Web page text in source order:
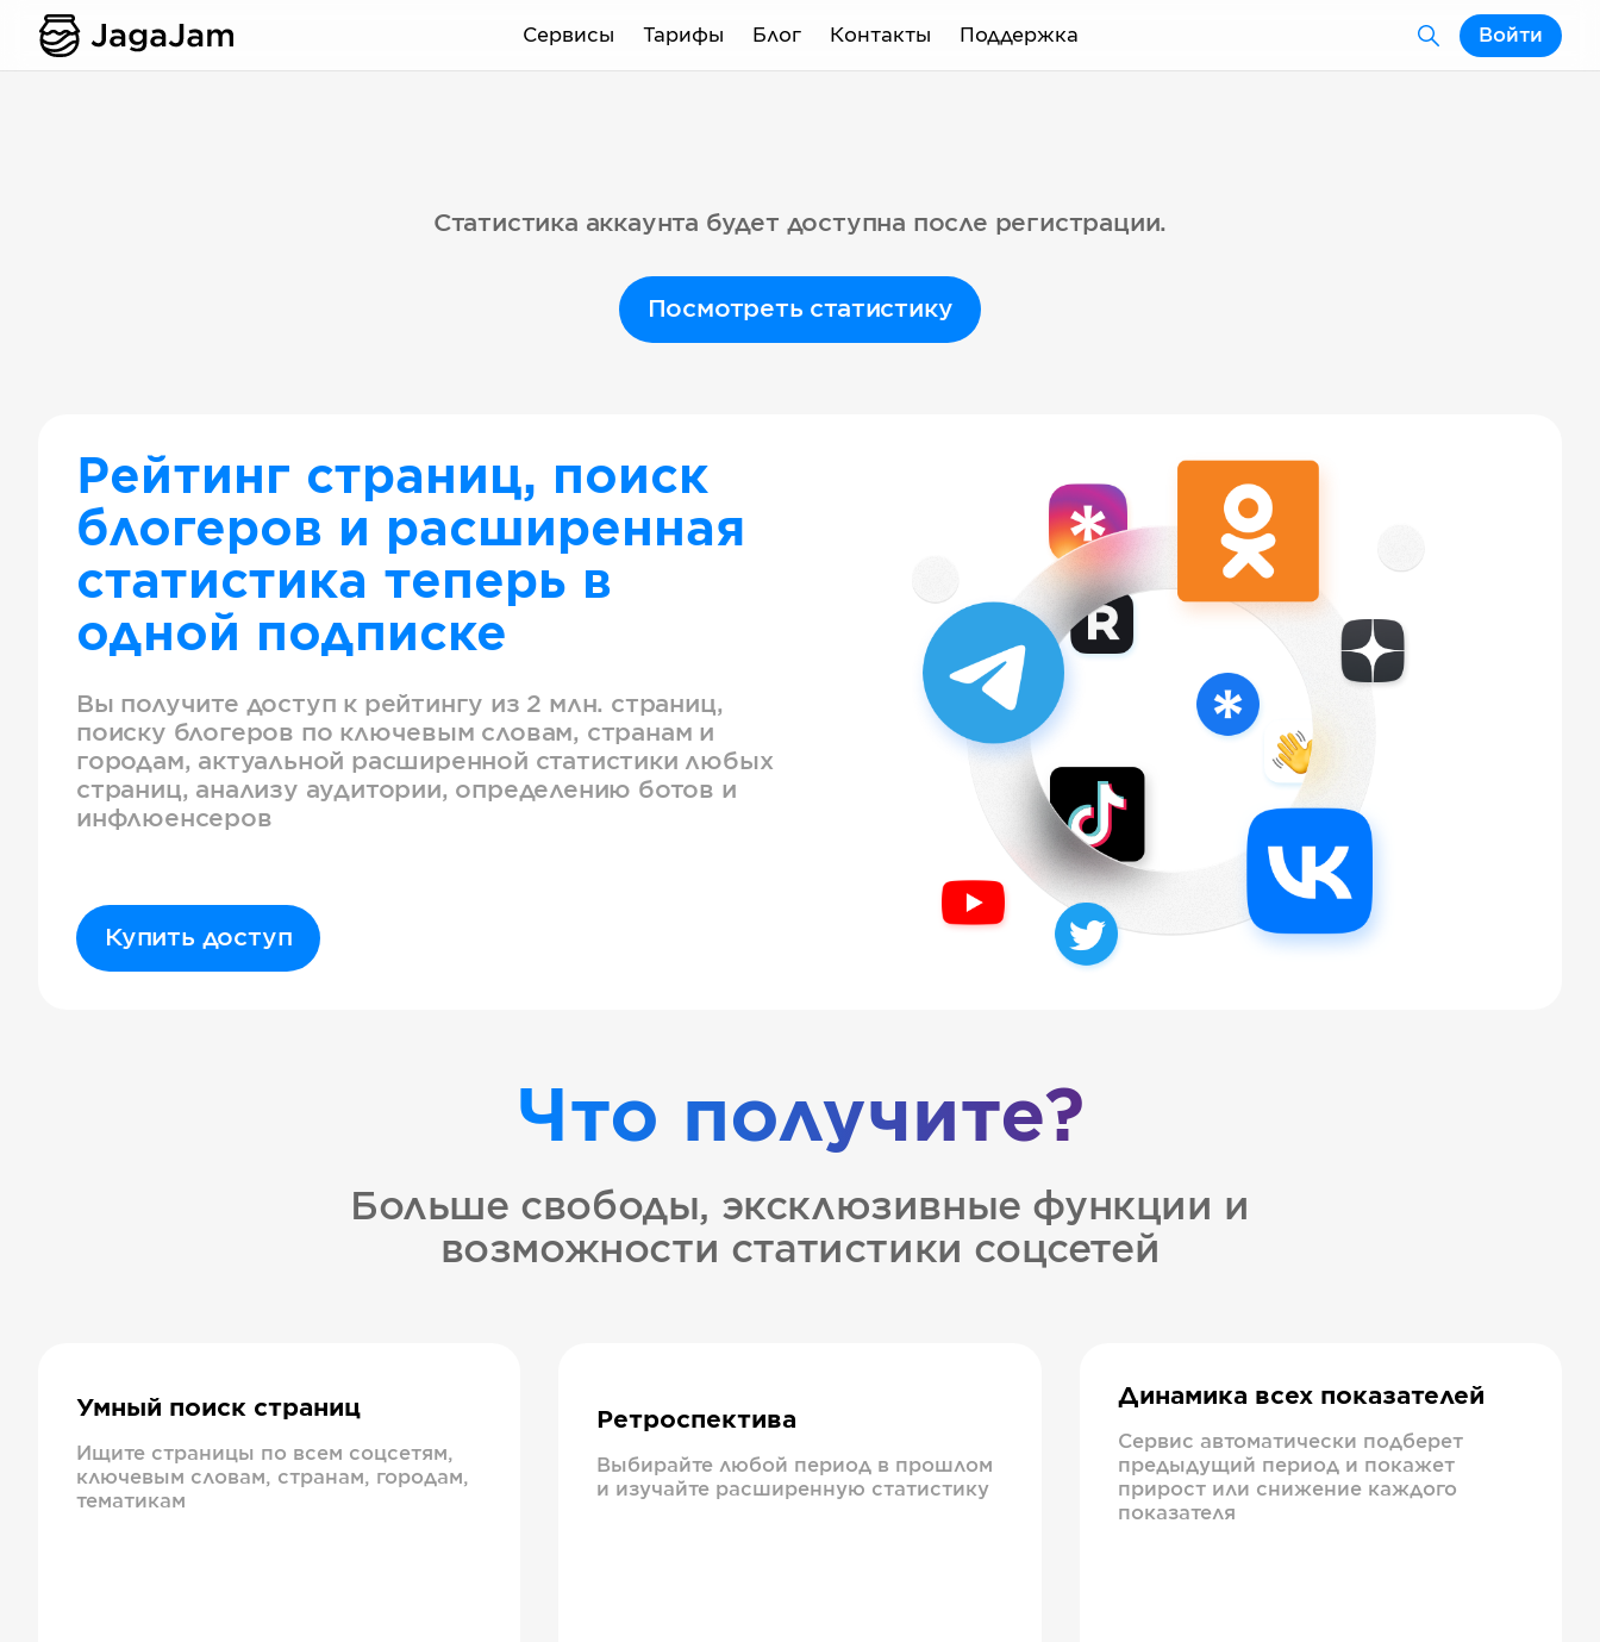
Сервисы Тарифы Блог Контакты Поддержка Войти
Статистика аккаунта будет доступна после регистрации.
Посмотреть статистику
Рейтинг страниц, поиск
блогеров и расширенная
статистика теперь в
одной подписке
Вы получите доступ к рейтингу из 2 млн. страниц,
поиску блогеров по ключевым словам, странам и
городам, актуальной расширенной статистики любых
страниц, анализу аудитории, определению ботов и
инфлюенсеров
Купить доступ
Что получите?
Больше свободы, эксклюзивные функции и
возможности статистики соцсетей
Умный поиск страниц
Ищите страницы по всем соцсетям,
ключевым словам, странам, городам,
тематикам
Ретроспектива
Выбирайте любой период в прошлом
и изучайте расширенную статистику
Динамика всех показателей
Сервис автоматически подберет
предыдущий период и покажет
прирост или снижение каждого
показателя